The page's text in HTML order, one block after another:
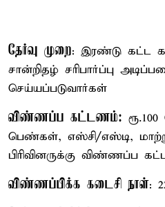
தேர்வு முறை: இரண்டு கட்ட
சான்றிதழ் சரிபார்ப்பு
செய்யப்படுவார்கள்
விண்ணப்ப கட்டணம்:
பெண்கள், எஸ்சி/எஸ்டி,
பிரிவினருக்கு விண்ணப்ப
விண்ணப்பிக்க கடைசி நாள்: